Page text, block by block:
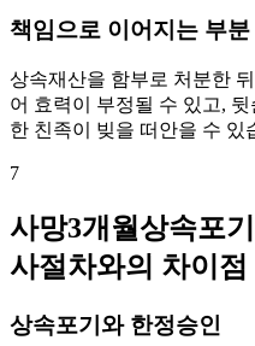
책임으로 이어지는 부분
상속재산을 함부로 처분한
어 효력이 부정될 수 있고,
한 친족이 빚을 떠안을 수 있
7
사망3개월상속포
사절차와의 차이점
상속포기와 한정승인